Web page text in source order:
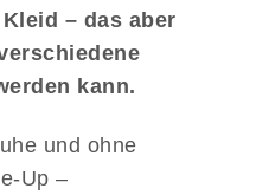
– das aber
kann.
und ohne
Up –